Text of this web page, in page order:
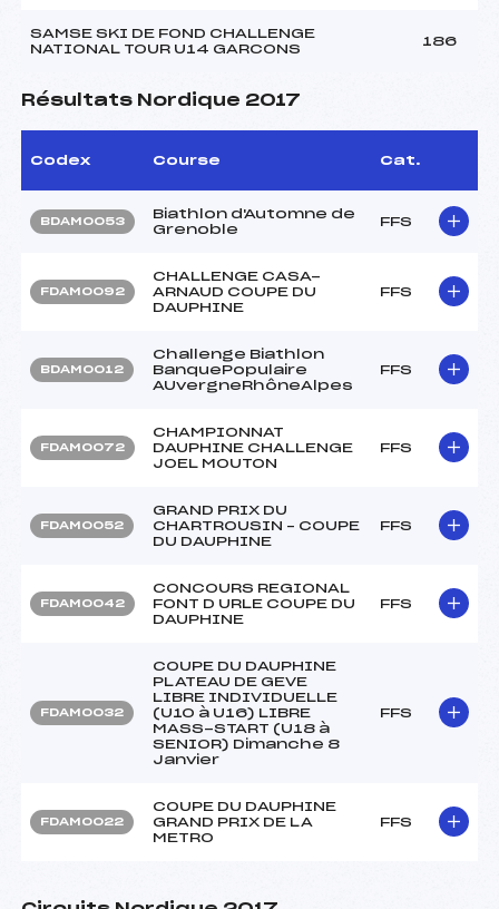
SAMSE SKI DE FOND CHALLENGE
NATIONAL TOUR U14 GARCONS
186
Résultats Nordique 2017
Codex Course Cat.
BDAM0053
Biathlon d'Automne de
Grenoble
FFS
FDAM0092
CHALLENGE CASA-
ARNAUD COUPE DU
DAUPHINE
FFS
BDAM0012
Challenge Biathlon
BanquePopulaire
AUvergneRhôneAlpes
FFS
FDAM0072
CHAMPIONNAT
DAUPHINE CHALLENGE
JOEL MOUTON
FFS
FDAM0052
GRAND PRIX DU
CHARTROUSIN – COUPE
DU DAUPHINE
FFS
FDAM0042
CONCOURS REGIONAL
FONT D URLE COUPE DU
DAUPHINE
FFS
FDAM0032
COUPE DU DAUPHINE
PLATEAU DE GEVE
LIBRE INDIVIDUELLE
(U10 à U16) LIBRE
MASS-START (U18 à
SENIOR) Dimanche 8
Janvier
FFS
FDAM0022
COUPE DU DAUPHINE
GRAND PRIX DE LA
METRO
FFS